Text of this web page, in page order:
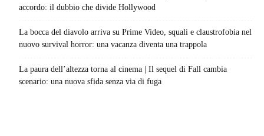
accordo: il dubbio che divide Hollywood
La bocca del diavolo arriva su Prime Video, squali e claustrofobia nel
nuovo survival horror: una vacanza diventa una trappola
La paura dell’altezza torna al cinema | Il sequel di Fall cambia
scenario: una nuova sfida senza via di fuga